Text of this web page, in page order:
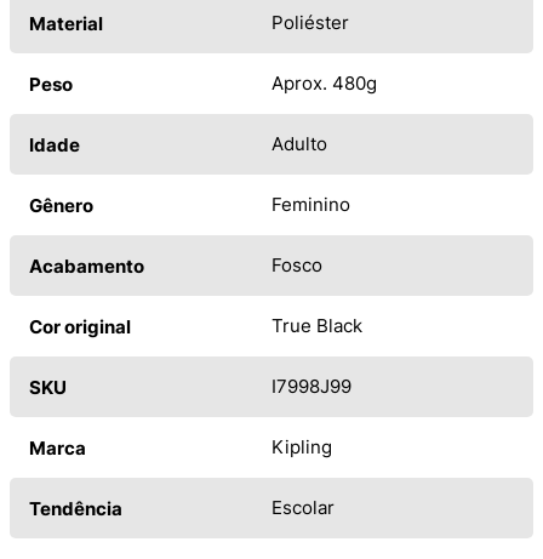
Material Poliéster
Peso Aprox. 480g
Idade Adulto
Gênero Feminino
Acabamento Fosco
Cor original True Black
SKU I7998J99
Marca Kipling
Tendência Escolar